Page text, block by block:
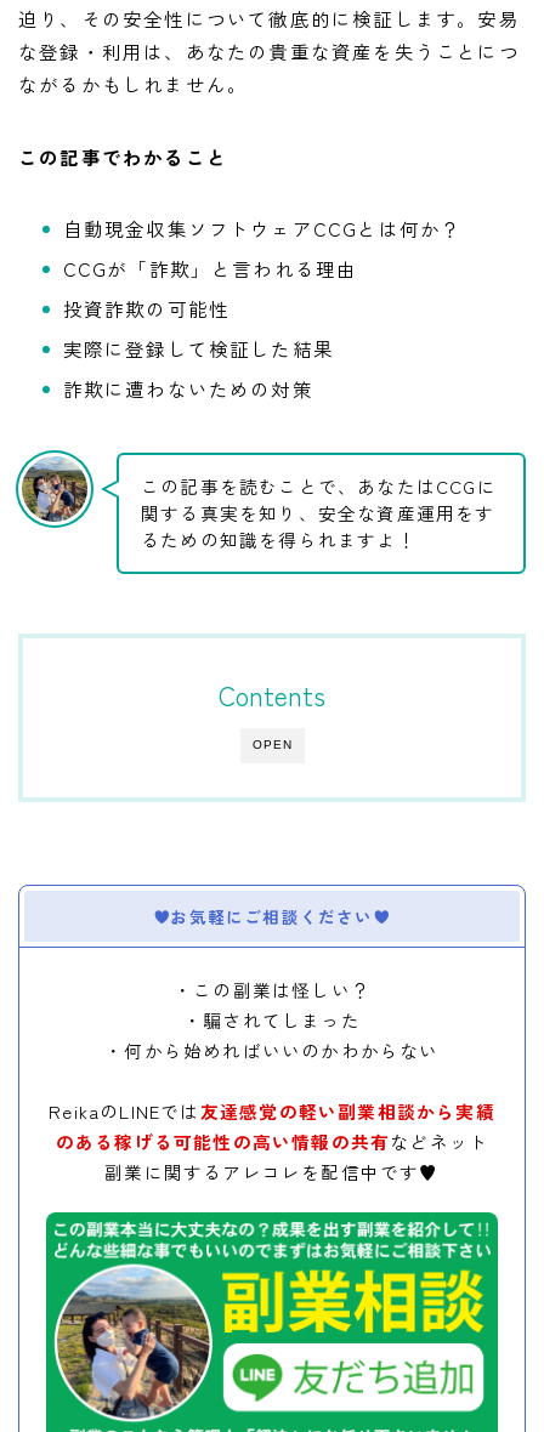
迫り、その安全性について徹底的に検証します。安易
な登録・利用は、あなたの貴重な資産を失うことにつ
ながるかもしれません。
この記事でわかること
自動現金収集ソフトウェアCCGとは何か？
CCGが「詐欺」と言われる理由
投資詐欺の可能性
実際に登録して検証した結果
詐欺に遭わないための対策
この記事を読むことで、あなたはCCGに
関する真実を知り、安全な資産運用をす
るための知識を得られますよ！
OPEN
Contents
お気軽にご相談ください
・この副業は怪しい？
・騙されてしまった
・何から始めればいいのかわからない
ReikaのLINEでは 友達感覚の軽い副業相談から実績
のある稼げる可能性の高い情報の共有などネット
副業に関するアレコレを配信中です♥